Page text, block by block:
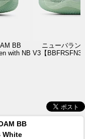
BB
with NB
ニューバラン
V3【BBFRSFN3
BB
White